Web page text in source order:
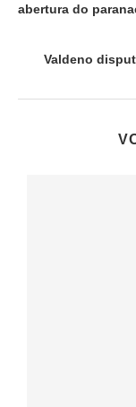
abertura do
Valdeno